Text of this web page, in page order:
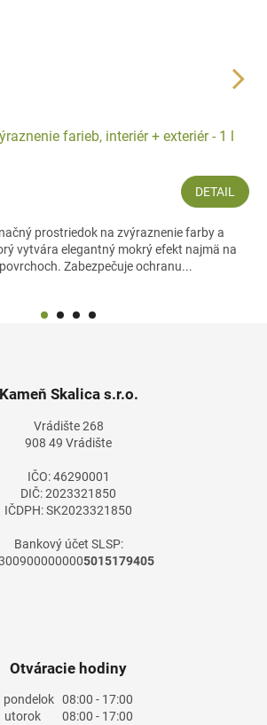
farieb, interiér + exteriér - 1 l
DETAIL
prostriedok na zvýraznenie farby a
vytvára elegantný mokrý efekt najmä na
Zabezpečuje ochranu...
Kameň Skalica s.r.o.
Vrádište 268
908 49 Vrádište
IČO: 46290001
DIČ: 2023321850
IČDPH: SK2023321850
Bankový účet SLSP:
5015179405
Otváracie hodiny
pondelok 08:00 - 17:00
utorok08:00 - 17:00